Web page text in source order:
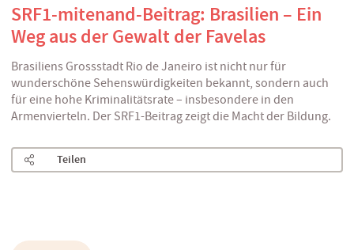
SRF1-mitenand-Beitrag: Brasilien – Ein
Weg aus der Gewalt der Favelas
Brasiliens Grossstadt Rio de Janeiro ist nicht nur für
wunderschöne Sehenswürdigkeiten bekannt, sondern auch
für eine hohe Kriminalitätsrate – insbesondere in den
Armenvierteln. Der SRF1-Beitrag zeigt die Macht der Bildung.
Teilen